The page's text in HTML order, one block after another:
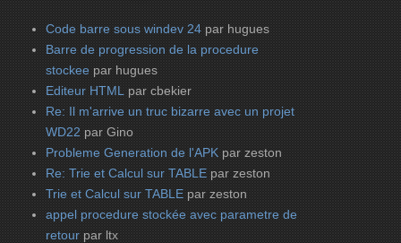
Code barre sous windev 24 par hugues
Barre de progression de la procedure
stockee par hugues
Editeur HTML par cbekier
Re: Il m'arrive un truc bizarre avec un projet
WD22 par Gino
Probleme Generation de l'APK par zeston
Re: Trie et Calcul sur TABLE par zeston
Trie et Calcul sur TABLE par zeston
appel procedure stockée avec parametre de
retour par ltx